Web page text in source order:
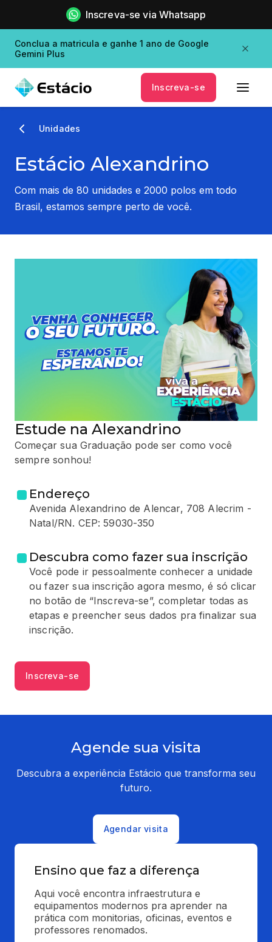
Inscreva-se via Whatsapp
Conclua a matricula e ganhe 1 ano de Google
Gemini Plus
Inscreva-se
Unidades
Estácio Alexandrino
Com mais de 80 unidades e 2000 polos em todo
Brasil, estamos sempre perto de você.
Estude na Alexandrino
Começar sua Graduação pode ser como você
sempre sonhou!
Endereço
Avenida Alexandrino de Alencar, 708 Alecrim -
Natal/RN. CEP: 59030-350
Descubra como fazer sua inscrição
Você pode ir pessoalmente conhecer a unidade
ou fazer sua inscrição agora mesmo, é só clicar
no botão de “Inscreva-se”, completar todas as
etapas e preencher seus dados pra finalizar sua
inscrição.
Inscreva-se
Agende sua visita
Descubra a experiência Estácio que transforma seu
futuro.
Agendar visita
Ensino que faz a diferença
Aqui você encontra infraestrutura e
equipamentos modernos pra aprender na
prática com monitorias, oficinas, eventos e
professores renomados.